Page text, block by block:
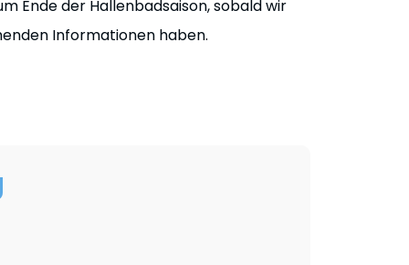
Ende der Hallenbadsaison, sobald wir
Informationen haben.